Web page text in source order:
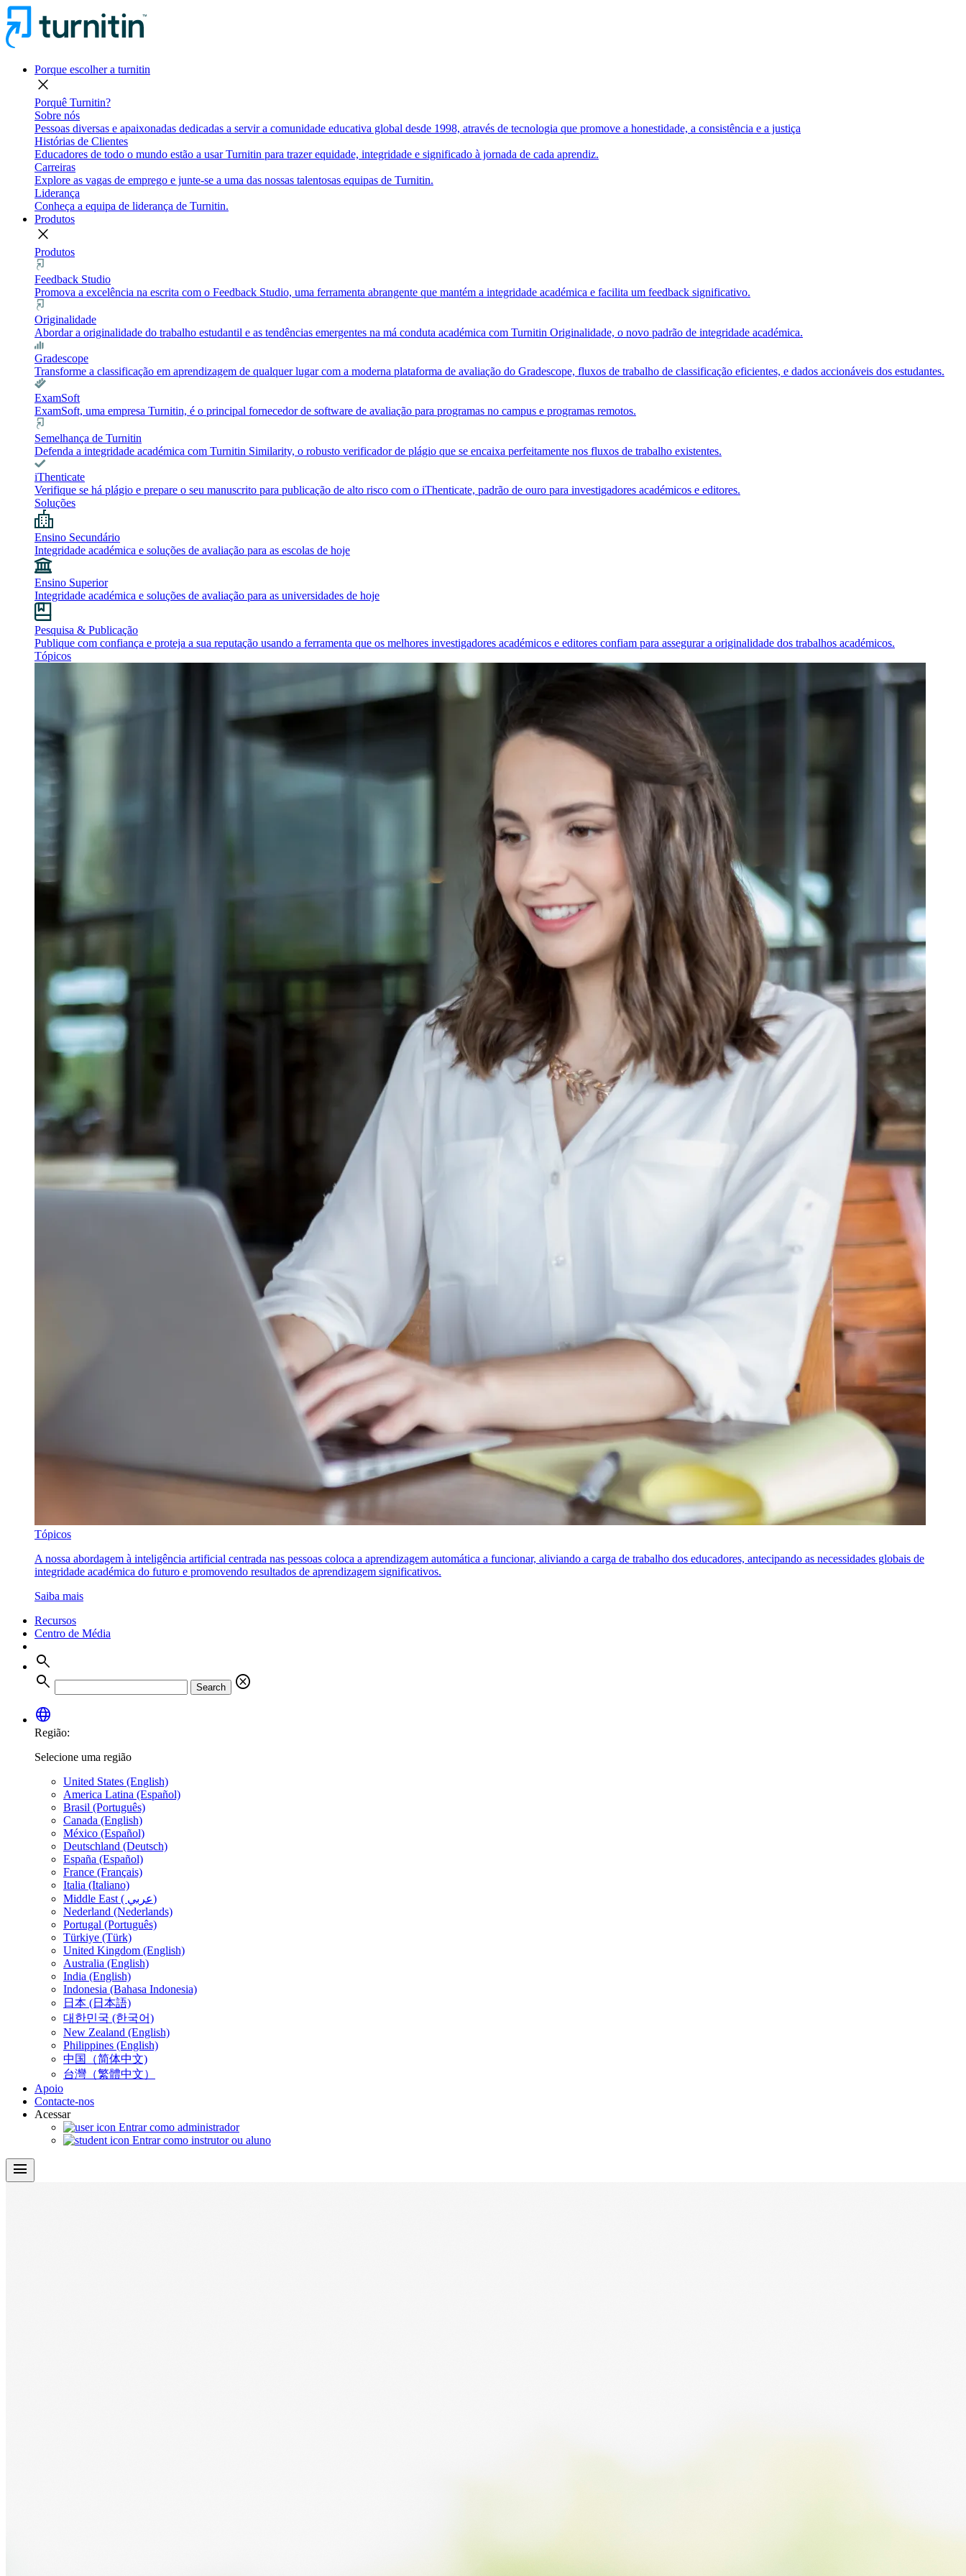
Porque escolher a turnitin
close
Porquê Turnitin?
Sobre nós
Pessoas diversas e apaixonadas dedicadas a servir a comunidade educativa global desde 1998, através de tecnologia que promove a honestidade, a consistência e a justiça
Histórias de Clientes
Educadores de todo o mundo estão a usar Turnitin para trazer equidade, integridade e significado à jornada de cada aprendiz.
Carreiras
Explore as vagas de emprego e junte-se a uma das nossas talentosas equipas de Turnitin.
Liderança
Conheça a equipa de liderança de Turnitin.
Produtos
close
Produtos
Feedback Studio
Promova a excelência na escrita com o Feedback Studio, uma ferramenta abrangente que mantém a integridade académica e facilita um feedback significativo.
Originalidade
Abordar a originalidade do trabalho estudantil e as tendências emergentes na má conduta académica com Turnitin Originalidade, o novo padrão de integridade académica.
Gradescope
Transforme a classificação em aprendizagem de qualquer lugar com a moderna plataforma de avaliação do Gradescope, fluxos de trabalho de classificação eficientes, e dados accionáveis dos estudantes.
ExamSoft
ExamSoft, uma empresa Turnitin, é o principal fornecedor de software de avaliação para programas no campus e programas remotos.
Semelhança de Turnitin
Defenda a integridade académica com Turnitin Similarity, o robusto verificador de plágio que se encaixa perfeitamente nos fluxos de trabalho existentes.
iThenticate
Verifique se há plágio e prepare o seu manuscrito para publicação de alto risco com o iThenticate, padrão de ouro para investigadores académicos e editores.
Soluções
Ensino Secundário
Integridade académica e soluções de avaliação para as escolas de hoje
Ensino Superior
Integridade académica e soluções de avaliação para as universidades de hoje
Pesquisa & Publicação
Publique com confiança e proteja a sua reputação usando a ferramenta que os melhores investigadores académicos e editores confiam para assegurar a originalidade dos trabalhos académicos.
Tópicos
Tópicos
A nossa abordagem à inteligência artificial centrada nas pessoas coloca a aprendizagem automática a funcionar, aliviando a carga de trabalho dos educadores, antecipando as necessidades globais de
integridade académica do futuro e promovendo resultados de aprendizagem significativos.
Saiba mais
Recursos
Centro de Média
search
search
Search
cancel
language
Região:
Selecione uma região
United States (English)
America Latina (Español)
Brasil (Português)
Canada (English)
México (Español)
Deutschland (Deutsch)
España (Español)
France (Français)
Italia (Italiano)
Middle East ( عربي)
Nederland (Nederlands)
Portugal (Português)
Türkiye (Türk)
United Kingdom (English)
Australia (English)
India (English)
Indonesia (Bahasa Indonesia)
日本 (日本語)
대한민국 (한국어)
New Zealand (English)
Philippines (English)
中国（简体中文)
台灣（繁體中文）
Apoio
Contacte-nos
Acessar
Entrar como administrador
Entrar como instrutor ou aluno
menu